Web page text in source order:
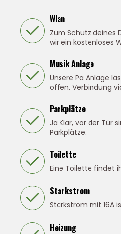
Wlan
Zum Schutz deines
wir ein kostenloses
Musik Anlage
Unsere Pa Anlage
offen. Verbindung
Parkplätze
Ja Klar, vor der Tür
Parkplätze.
Toilette
Eine Toilette findet
Starkstrom
Starkstrom mit 16A
Heizung